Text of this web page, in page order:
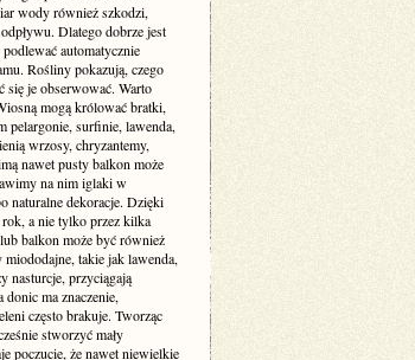
wody również szkodzi,
Dlatego dobrze jest
automatycznie
Rośliny pokazują, czego
się je obserwować. Warto
mogą królować bratki,
pelargonie, surfinie, lawenda,
wrzosy, chryzantemy,
nawet pusty balkon może
na nim iglaki w
naturalne dekoracje. Dzięki
rok, a nie tylko przez kilka
balkon może być również
takie jak lawenda,
nasturcje, przyciągają
ma znaczenie,
często brakuje. Tworząc
stworzyć mały
poczucie, że nawet niewielkie